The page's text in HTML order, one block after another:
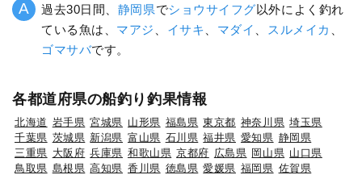
過去30日間、 静岡県でショウサイフグ以外によく釣れ
ている魚は、 マアジ イサキ マダイ スルメイカ
ゴマサバです。
各都道府県の船釣り釣果情報
北海道 岩手県 宮城県 山形県 福島県 東京都 神奈川県 埼玉県
千葉県 茨城県 新潟県 富山県 石川県 福井県 愛知県 静岡県
三重県 大阪府 兵庫県 和歌山県 京都府 広島県 岡山県 山口県
鳥取県 島根県 高知県 香川県 徳島県 愛媛県 福岡県 佐賀県